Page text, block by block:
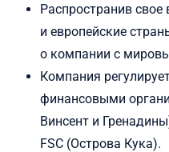
Распространив свое
и европейские
о компании с
Компания
финансовыми
Винсент и
FSC (Острова Кука).